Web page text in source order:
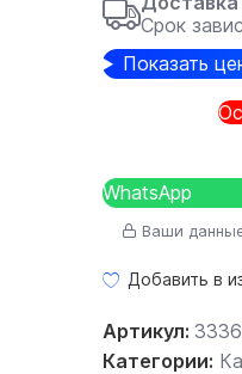
Срок
Показать
WhatsApp
Ваши
Добавить в
Артикул:
Категории: